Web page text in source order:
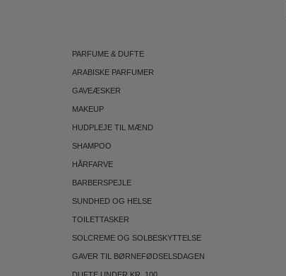
PARFUME & DUFTE
ARABISKE PARFUMER
GAVEÆSKER
MAKEUP
HUDPLEJE TIL MÆND
SHAMPOO
HÅRFARVE
BARBERSPEJLE
SUNDHED OG HELSE
TOILETTASKER
SOLCREME OG SOLBESKYTTELSE
GAVER TIL BØRNEFØDSELSDAGEN